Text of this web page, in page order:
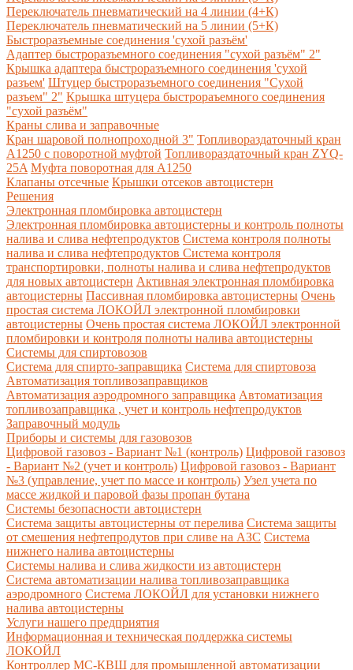
Переключатель пневматический на 4 линии (4+К)
Переключатель пневматический на 5 линии (5+К)
Быстроразъемные соединения 'сухой разъём'
Адаптер быстроразъемного соединения "сухой разъём" 2"
Крышка адаптера быстроразъемного соединения 'сухой
разъем' Штуцер быстроразъемного соединения "Сухой
разъем" 2" Крышка штуцера быстрораъемного соединения
"сухой разъём"
Краны слива и заправочные
Кран шаровой полнопроходной 3" Топливораздаточный кран
A1250 с поворотной муфтой Топливораздаточный кран ZYQ-
25A Муфта поворотная для А1250
Клапаны отсечные Крышки отсеков автоцистерн
Решения
Электронная пломбировка автоцистерн
Электронная пломбировка автоцистерны и контроль полноты
налива и слива нефтепродуктов Система контроля полноты
налива и слива нефтепродуктов Система контроля
транспортировки, полноты налива и слива нефтепродуктов
для новых автоцистерн Активная электронная пломбировка
автоцистерны Пассивная пломбировка автоцистерны Очень
простая система ЛОКОЙЛ электронной пломбировки
автоцистерны Очень простая система ЛОКОЙЛ электронной
пломбировки и контроля полноты налива автоцистерны
Системы для спиртовозов
Система для спирто-заправщика Система для спиртовоза
Автоматизация топливозаправщиков
Автоматизация аэродромного заправщика Автоматизация
топливозаправщика , учет и контроль нефтепродуктов
Заправочный модуль
Приборы и системы для газовозов
Цифровой газовоз - Вариант №1 (контроль) Цифровой газовоз
- Вариант №2 (учет и контроль) Цифровой газовоз - Вариант
№3 (управление, учет по массе и контроль) Узел учета по
массе жидкой и паровой фазы пропан бутана
Системы безопасности автоцистерн
Система защиты автоцистерны от перелива Система защиты
от смешения нефтепродутов при сливе на АЗС Система
нижнего налива автоцистерны
Системы налива и слива жидкости из автоцистерн
Система автоматизации налива топливозаправщика
аэродромного Система ЛОКОЙЛ для установки нижнего
налива автоцистерны
Услуги нашего предприятия
Информационная и техническая поддержка системы
ЛОКОЙЛ
Контроллер МС-КВШ для промышленной автоматизации